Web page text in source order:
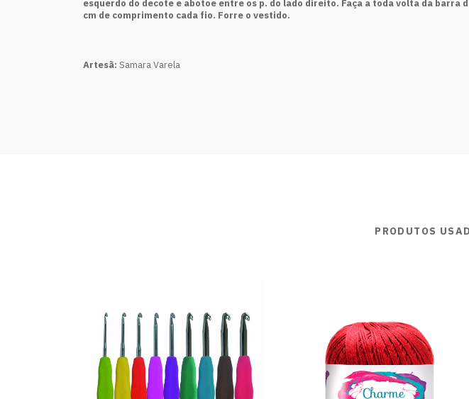
esquerdo do decote e abotoe entre os p. do lado direito. Faça a toda volta da
cm de comprimento cada fio. Forre o vestido.
Artesã: Samara Varela
PRODUTOS